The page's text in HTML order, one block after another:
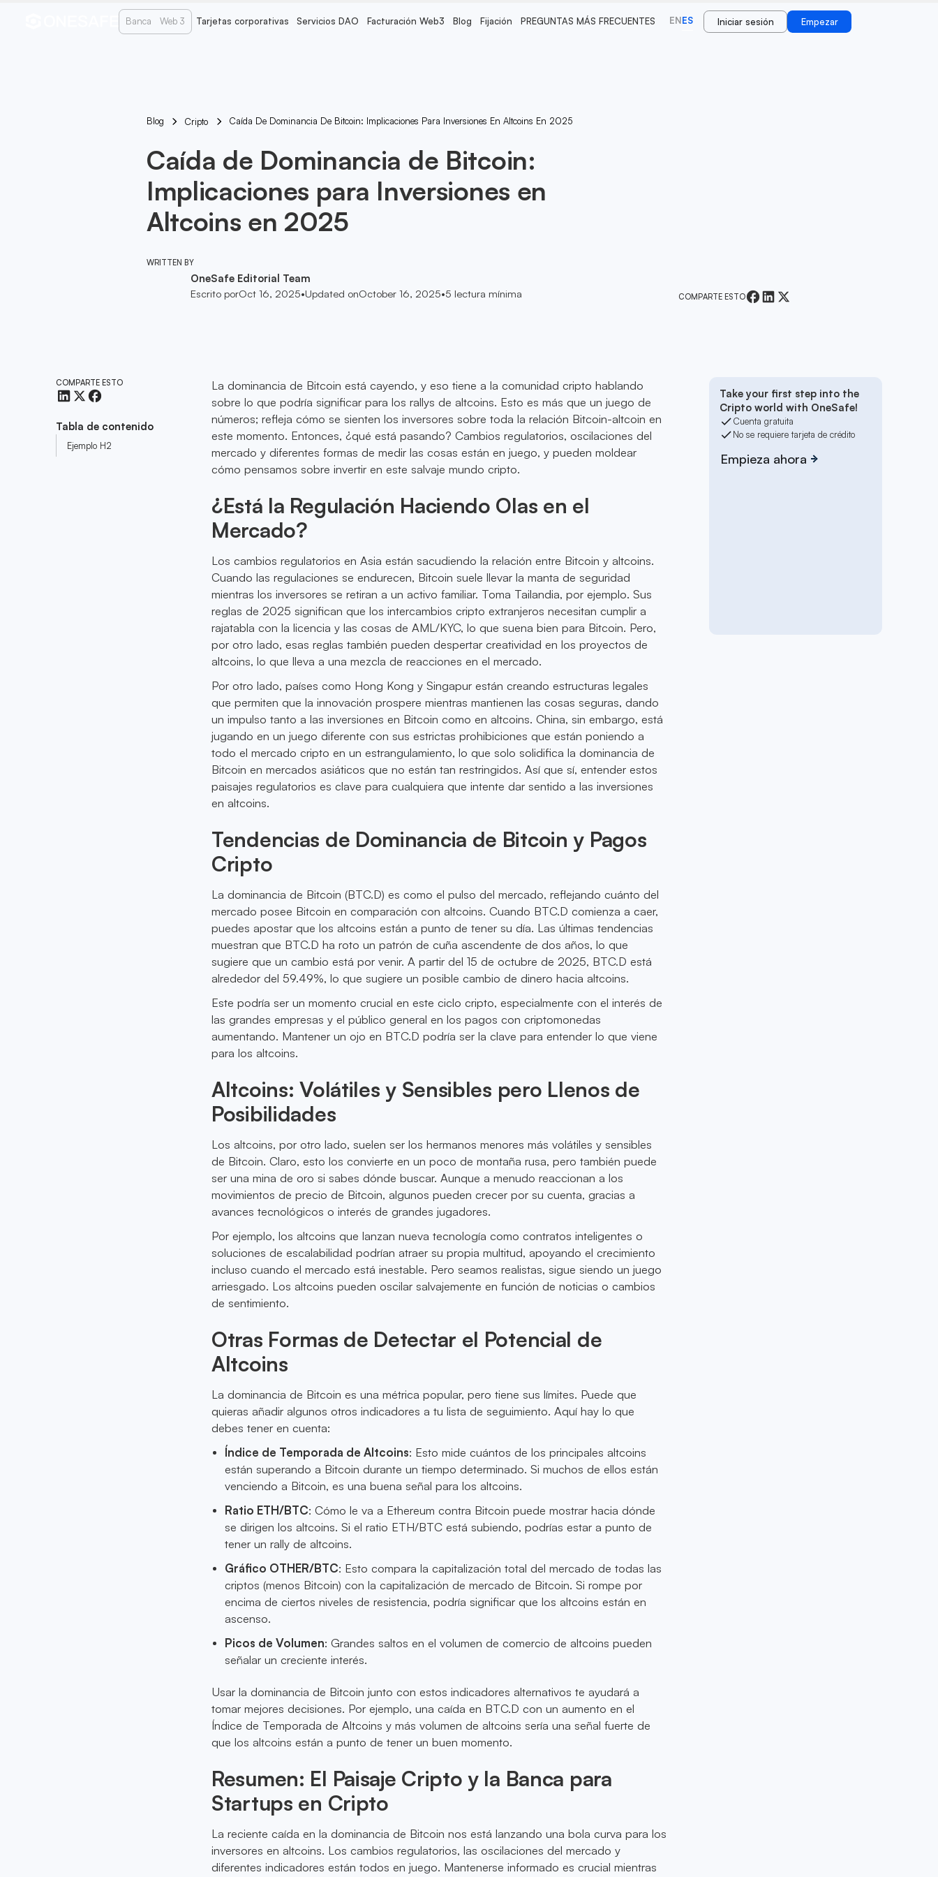
Banca Web 3 Tarjetas corporativas Servicios DAO Facturación Web3 Blog Fijación PREGUNTAS MÁS FRECUENTES ENES Iniciar sesión Empezar
Blog Cripto Caída De Dominancia De Bitcoin: Implicaciones Para Inversiones En Altcoins En 2025
Caída de Dominancia de Bitcoin:
Implicaciones para Inversiones en
Altcoins en 2025
WRITTEN BY
OneSafe Editorial Team
Escrito porOct 16, 2025•Updated onOctober 16, 2025•5 lectura mínima COMPARTE ESTO
COMPARTE ESTO
Tabla de contenido
Ejemplo H2
La dominancia de Bitcoin está cayendo, y eso tiene a la comunidad cripto hablando
sobre lo que podría significar para los rallys de altcoins. Esto es más que un juego de
números; refleja cómo se sienten los inversores sobre toda la relación Bitcoin-altcoin en
este momento. Entonces, ¿qué está pasando? Cambios regulatorios, oscilaciones del
mercado y diferentes formas de medir las cosas están en juego, y pueden moldear
cómo pensamos sobre invertir en este salvaje mundo cripto.
¿Está la Regulación Haciendo Olas en el
Mercado?
Los cambios regulatorios en Asia están sacudiendo la relación entre Bitcoin y altcoins.
Cuando las regulaciones se endurecen, Bitcoin suele llevar la manta de seguridad
mientras los inversores se retiran a un activo familiar. Toma Tailandia, por ejemplo. Sus
reglas de 2025 significan que los intercambios cripto extranjeros necesitan cumplir a
rajatabla con la licencia y las cosas de AML/KYC, lo que suena bien para Bitcoin. Pero,
por otro lado, esas reglas también pueden despertar creatividad en los proyectos de
altcoins, lo que lleva a una mezcla de reacciones en el mercado.
Por otro lado, países como Hong Kong y Singapur están creando estructuras legales
que permiten que la innovación prospere mientras mantienen las cosas seguras, dando
un impulso tanto a las inversiones en Bitcoin como en altcoins. China, sin embargo, está
jugando en un juego diferente con sus estrictas prohibiciones que están poniendo a
todo el mercado cripto en un estrangulamiento, lo que solo solidifica la dominancia de
Bitcoin en mercados asiáticos que no están tan restringidos. Así que sí, entender estos
paisajes regulatorios es clave para cualquiera que intente dar sentido a las inversiones
en altcoins.
Tendencias de Dominancia de Bitcoin y Pagos
Cripto
La dominancia de Bitcoin (BTC.D) es como el pulso del mercado, reflejando cuánto del
mercado posee Bitcoin en comparación con altcoins. Cuando BTC.D comienza a caer,
puedes apostar que los altcoins están a punto de tener su día. Las últimas tendencias
muestran que BTC.D ha roto un patrón de cuña ascendente de dos años, lo que
sugiere que un cambio está por venir. A partir del 15 de octubre de 2025, BTC.D está
alrededor del 59.49%, lo que sugiere un posible cambio de dinero hacia altcoins.
Este podría ser un momento crucial en este ciclo cripto, especialmente con el interés de
las grandes empresas y el público general en los pagos con criptomonedas
aumentando. Mantener un ojo en BTC.D podría ser la clave para entender lo que viene
para los altcoins.
Altcoins: Volátiles y Sensibles pero Llenos de
Posibilidades
Los altcoins, por otro lado, suelen ser los hermanos menores más volátiles y sensibles
de Bitcoin. Claro, esto los convierte en un poco de montaña rusa, pero también puede
ser una mina de oro si sabes dónde buscar. Aunque a menudo reaccionan a los
movimientos de precio de Bitcoin, algunos pueden crecer por su cuenta, gracias a
avances tecnológicos o interés de grandes jugadores.
Por ejemplo, los altcoins que lanzan nueva tecnología como contratos inteligentes o
soluciones de escalabilidad podrían atraer su propia multitud, apoyando el crecimiento
incluso cuando el mercado está inestable. Pero seamos realistas, sigue siendo un juego
arriesgado. Los altcoins pueden oscilar salvajemente en función de noticias o cambios
de sentimiento.
Otras Formas de Detectar el Potencial de
Altcoins
La dominancia de Bitcoin es una métrica popular, pero tiene sus límites. Puede que
quieras añadir algunos otros indicadores a tu lista de seguimiento. Aquí hay lo que
debes tener en cuenta:
Índice de Temporada de Altcoins: Esto mide cuántos de los principales altcoins
están superando a Bitcoin durante un tiempo determinado. Si muchos de ellos están
venciendo a Bitcoin, es una buena señal para los altcoins.
Ratio ETH/BTC: Cómo le va a Ethereum contra Bitcoin puede mostrar hacia dónde
se dirigen los altcoins. Si el ratio ETH/BTC está subiendo, podrías estar a punto de
tener un rally de altcoins.
Gráfico OTHER/BTC: Esto compara la capitalización total del mercado de todas las
criptos (menos Bitcoin) con la capitalización de mercado de Bitcoin. Si rompe por
encima de ciertos niveles de resistencia, podría significar que los altcoins están en
ascenso.
Picos de Volumen: Grandes saltos en el volumen de comercio de altcoins pueden
señalar un creciente interés.
Usar la dominancia de Bitcoin junto con estos indicadores alternativos te ayudará a
tomar mejores decisiones. Por ejemplo, una caída en BTC.D con un aumento en el
Índice de Temporada de Altcoins y más volumen de altcoins sería una señal fuerte de
que los altcoins están a punto de tener un buen momento.
Resumen: El Paisaje Cripto y la Banca para
Startups en Cripto
La reciente caída en la dominancia de Bitcoin nos está lanzando una bola curva para los
inversores en altcoins. Los cambios regulatorios, las oscilaciones del mercado y
diferentes indicadores están todos en juego. Mantenerse informado es crucial mientras
Take your first step into the
Cripto world with OneSafe!
Cuenta gratuita
No se requiere tarjeta de crédito
Empieza ahora